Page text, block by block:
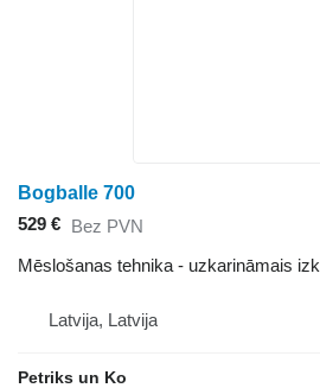
Bogballe 700
529 € Bez PVN
Mēslošanas tehnika - uzkarināmais
Latvija, Latvija
Petriks un Ko